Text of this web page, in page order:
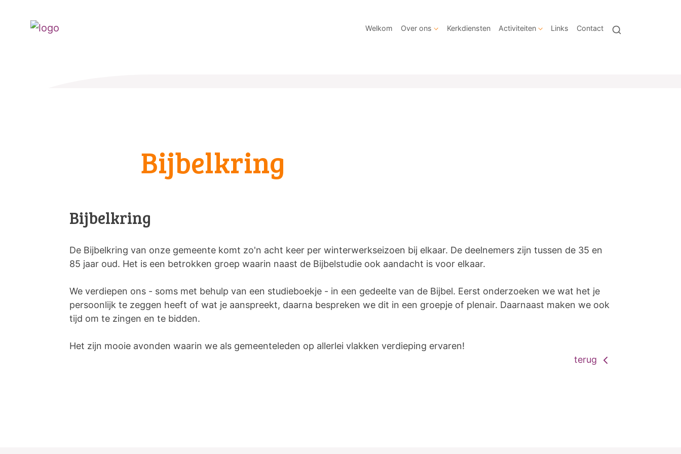
Welkom Over ons Kerkdiensten Activiteiten Links Contact
Bijbelkring
Bijbelkring
De Bijbelkring van onze gemeente komt zo'n acht keer per winterwerkseizoen bij elkaar. De deelnemers zijn tussen de 35 en
85 jaar oud. Het is een betrokken groep waarin naast de Bijbelstudie ook aandacht is voor elkaar.
We verdiepen ons - soms met behulp van een studieboekje - in een gedeelte van de Bijbel. Eerst onderzoeken we wat het je
persoonlijk te zeggen heeft of wat je aanspreekt, daarna bespreken we dit in een groepje of plenair. Daarnaast maken we ook
tijd om te zingen en te bidden.
Het zijn mooie avonden waarin we als gemeenteleden op allerlei vlakken verdieping ervaren!
terug